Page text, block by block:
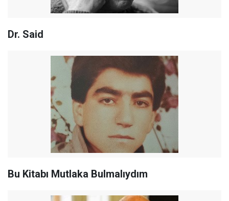
Dr. Said
Bu Kitabı Mutlaka Bulmalıydım